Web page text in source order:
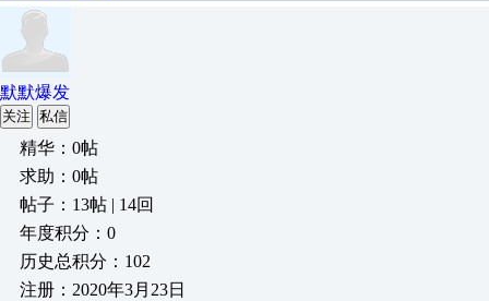
默默爆发
关注 私信
精华：0帖
求助：0帖
帖子：13帖 | 14回
年度积分：0
历史总积分：102
注册：2020年3月23日